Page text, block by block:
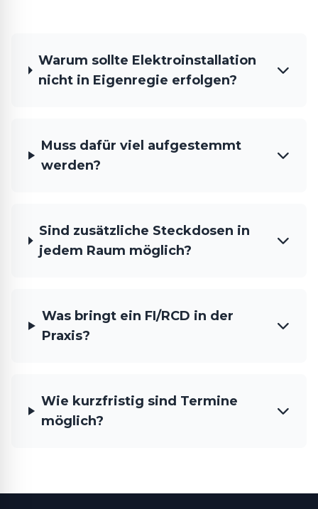
Warum sollte Elektroinstallation
nicht in Eigenregie erfolgen?
Muss dafür viel aufgestemmt
werden?
Sind zusätzliche Steckdosen in
jedem Raum möglich?
Was bringt ein FI/RCD in der
Praxis?
Wie kurzfristig sind Termine
möglich?